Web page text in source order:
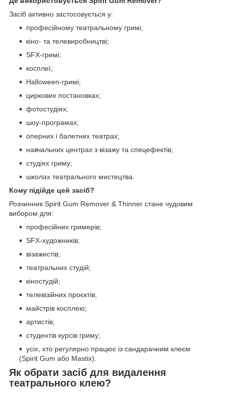
Засіб активно застосовується у:
професійному театральному гримі;
кіно- та телевиробництві;
SFX-гримі;
косплеї;
Halloween-гримі;
циркових постановках;
фотостудіях;
шоу-програмах;
оперних і балетних театрах;
навчальних центрах з візажу та спецефектів;
студіях гриму;
школах театрального мистецтва.
Кому підійде цей засіб?
Розчинник Spirit Gum Remover & Thinner стане чудовим
вибором для:
професійних гримерів;
SFX-художників;
візажистів;
театральних студій;
кіностудій;
телевізійних проєктів;
майстрів косплею;
артистів;
студентів курсів гриму;
усіх, хто регулярно працює із сандарачним клеєм
(Spirit Gum або Mastix).
Як обрати засіб для видалення
театрального клею?